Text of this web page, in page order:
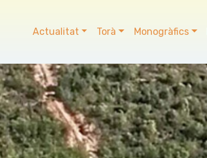
Actualitat Torà Monogràfics